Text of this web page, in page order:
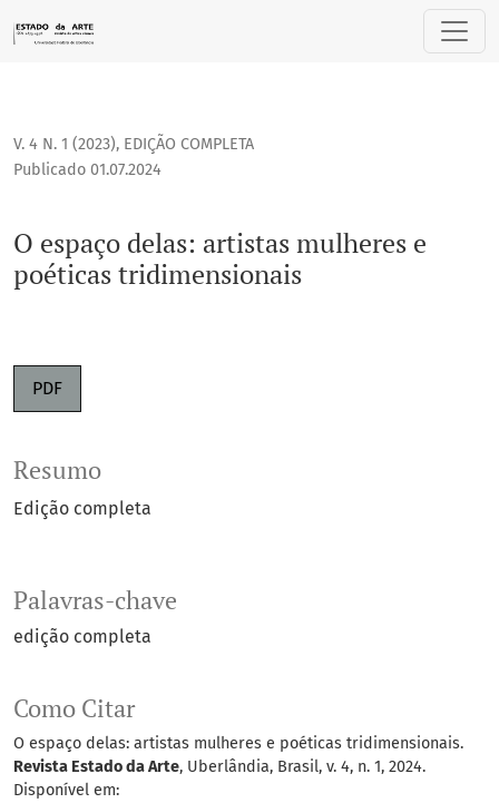
O espaço delas: artistas mulheres e poéticas
V. 4 N. 1 (2023), EDIÇÃO COMPLETA
O espaço delas: artistas mulheres e
poéticas tridimensionais
Publicado 01.07.2024
PDF
Palavras-chave
edição completa
Como Citar
O espaço delas: artistas mulheres e poéticas tridimensionais.
Revista Estado da Arte, Uberlândia, Brasil, v. 4, n. 1, 2024.
Disponível em:
Resumo
Edição completa